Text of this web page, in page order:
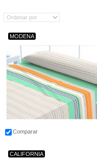
MODENA
Comparar
CALIFORNIA